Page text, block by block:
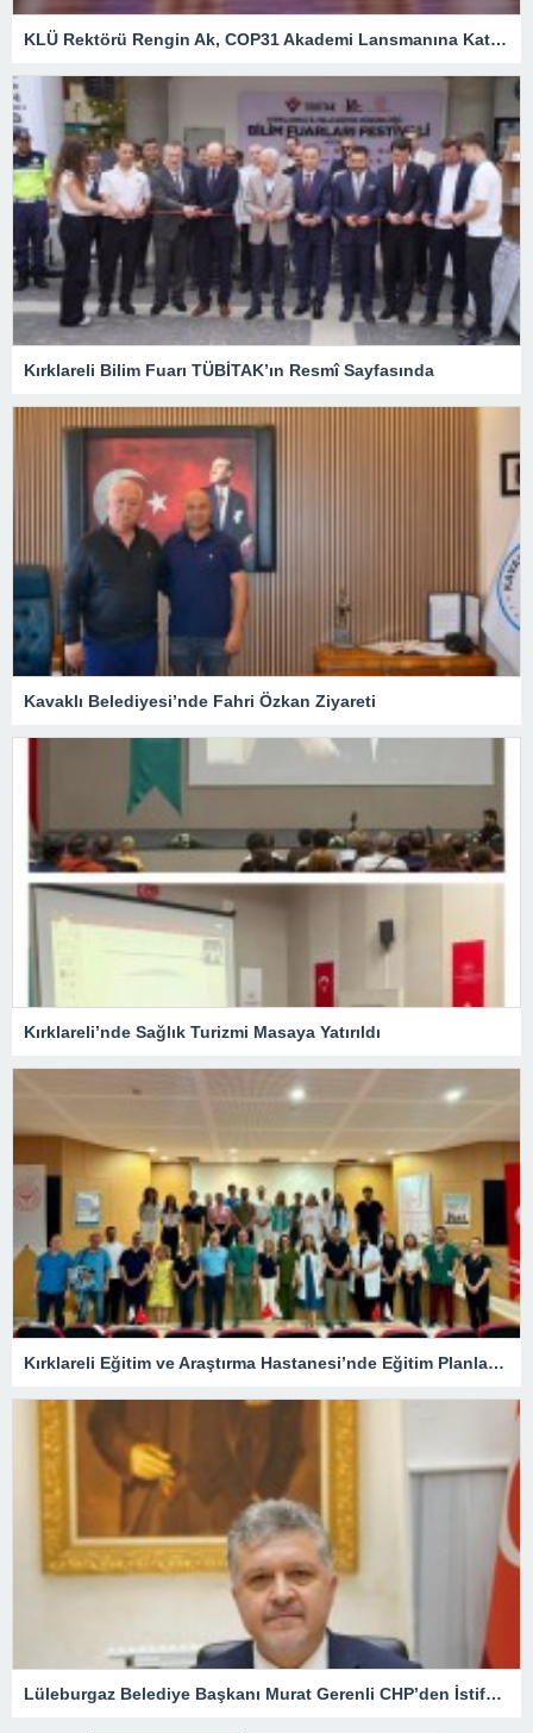
KLÜ Rektörü Rengin Ak, COP31 Akademi Lansmanına Katıldı
Kırklareli Bilim Fuarı TÜBİTAK’ın Resmî Sayfasında
Kavaklı Belediyesi’nde Fahri Özkan Ziyareti
Kırklareli’nde Sağlık Turizmi Masaya Yatırıldı
Kırklareli Eğitim ve Araştırma Hastanesi’nde Eğitim Planlaması Masaya Yatırıldı
Lüleburgaz Belediye Başkanı Murat Gerenli CHP’den İstifa Etti